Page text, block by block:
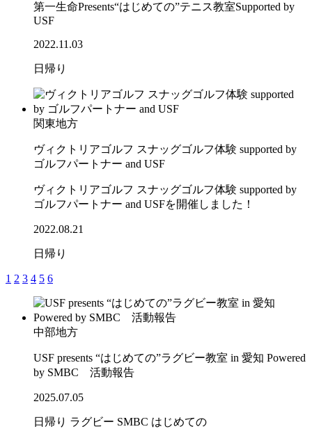
第一生命Presents“はじめての”テニス教室Supported by
USF
2022.11.03
日帰り
関東地方
ヴィクトリアゴルフ スナッグゴルフ体験 supported by
ゴルフパートナー and USF
ヴィクトリアゴルフ スナッグゴルフ体験 supported by
ゴルフパートナー and USFを開催しました！
2022.08.21
日帰り
1 2 3 4 5 6
中部地方
USF presents “はじめての”ラグビー教室 in 愛知 Powered
by SMBC 活動報告
2025.07.05
日帰り ラグビー SMBC はじめての